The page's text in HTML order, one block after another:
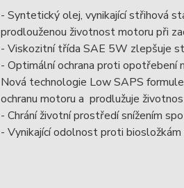
- Syntetický olej, vynikající střihová
prodlouženou životnost motoru při
- Viskozitní třída SAE 5W zlepšuje
- Optimální ochrana proti opotřebení
Nová technologie Low SAPS
ochranu motoru a prodlužuje
- Chrání životní prostředí snížením
- Vynikající odolnost proti biosložkám